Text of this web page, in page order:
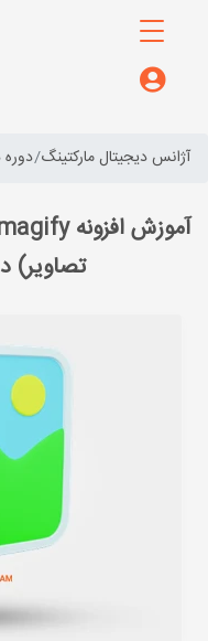
آژانس دیجیتال مارکتینگ
تصاویر)